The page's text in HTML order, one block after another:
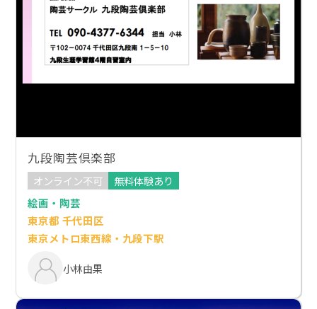
九段陶芸倶楽部
オンライン不可
無料体験あり
絵画・陶芸
東京都 千代田区
東京メトロ東西線・九段下駅
小林由果